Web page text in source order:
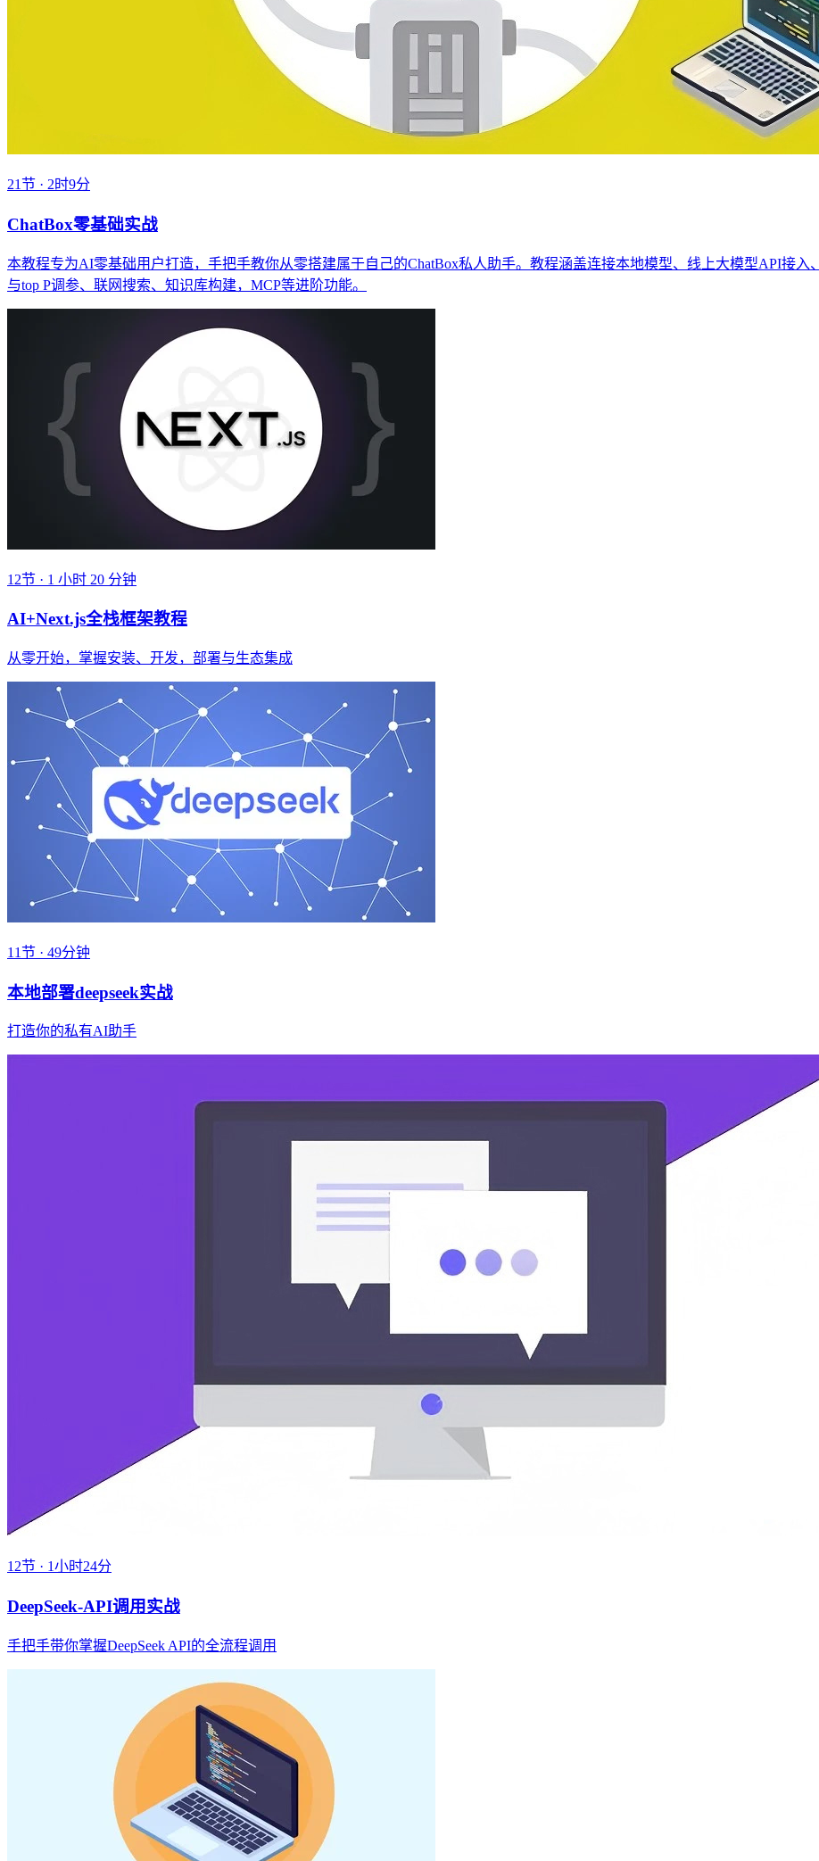
21节 · 2时9分
ChatBox零基础实战
本教程专为AI零基础用户打造，手把手教你从零搭建属于自己的ChatBox私人助手。教程涵盖连接本地模型、线上大模型API接
与top P调参、联网搜索、知识库构建，MCP等进阶功能。
12节 · 1 小时 20 分钟
AI+Next.js全栈框架教程
从零开始，掌握安装、开发，部署与生态集成
11节 · 49分钟
本地部署deepseek实战
打造你的私有AI助手
12节 · 1小时24分
DeepSeek-API调用实战
手把手带你掌握DeepSeek API的全流程调用